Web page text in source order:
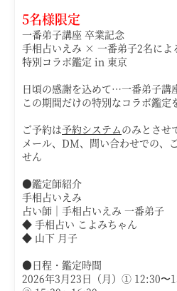
5名様限定
一番弟子講座 卒業記念
手相占いえみ × 一番弟子2名によ
特別コラボ鑑定 in 東京
日頃の感謝を込めて…一番弟子講
この期間だけの特別なコラボ鑑定
ご予約は予約システムのみとさせ
メール、DM、問い合わせでの、
せん
●鑑定師紹介
手相占いえみ
占い師｜手相占いえみ 一番弟子
◆ 手相占い こよみちゃん
◆ 山下 月子
●日程・鑑定時間
2026年3月23日（月）① 12:30